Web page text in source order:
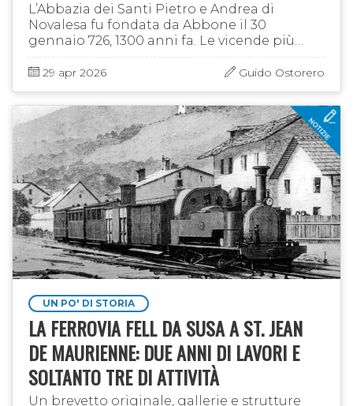
L’Abbazia dei Santi Pietro e Andrea di
Novalesa fu fondata da Abbone il 30
gennaio 726, 1300 anni fa. Le vicende più
antiche dell’abbazia sono documentate
nel Cronichon Novalicense, ma un
29 apr 2026 Guido Ostorero
UN PO' DI STORIA
LA FERROVIA FELL DA SUSA A ST. JEAN
DE MAURIENNE: DUE ANNI DI LAVORI E
SOLTANTO TRE DI ATTIVITÀ
Un brevetto originale, gallerie e strutture